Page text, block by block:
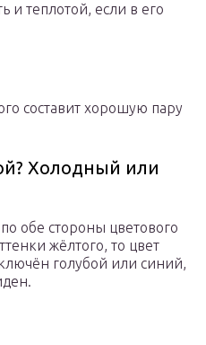
и теплотой, если в его
составит хорошую пару
Холодный или
обе стороны цветового
жёлтого, то цвет
голубой или синий,